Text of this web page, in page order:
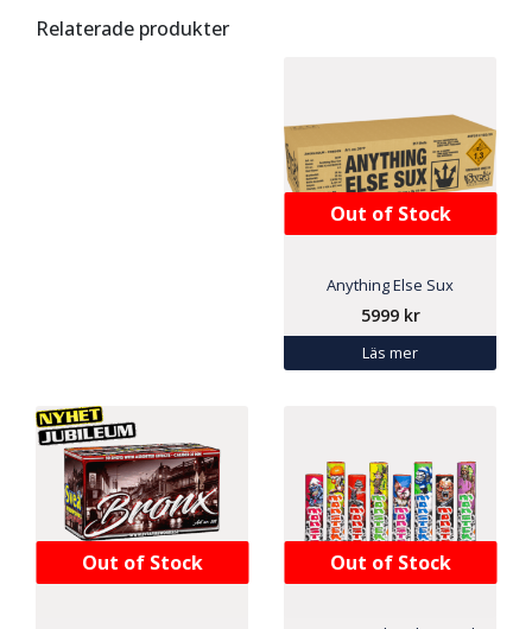
Relaterade produkter
Out of Stock
Anything Else Sux
5999 kr
Läs mer
Out of Stock Out of Stock